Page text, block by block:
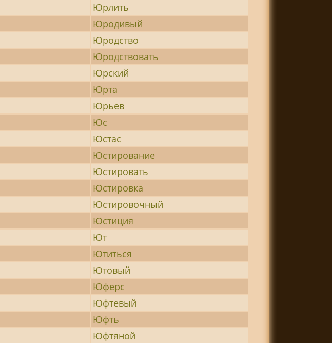
Юрлить
Юродивый
Юродство
Юродствовать
Юрский
Юрта
Юрьев
Юс
Юстас
Юстирование
Юстировать
Юстировка
Юстировочный
Юстиция
Ют
Ютиться
Ютовый
Юферс
Юфтевый
Юфть
Юфтяной